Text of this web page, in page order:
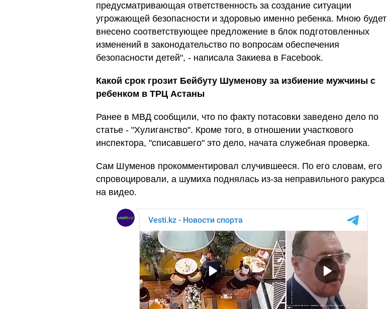
предусматривающая ответственность за создание ситуации
угрожающей безопасности и здоровью именно ребенка. Мною будет
внесено соответствующее предложение в блок подготовленных
изменений в законодательство по вопросам обеспечения
безопасности детей", - написала Закиева в Facebook.
Какой срок грозит Бейбуту Шуменову за избиение мужчины с
ребенком в ТРЦ Астаны
Ранее в МВД сообщили, что по факту потасовки заведено дело по
статье - "Хулиганство". Кроме того, в отношении участкового
инспектора, "списавшего" это дело, начата служебная проверка.
Сам Шуменов прокомментировал случившееся. По его словам, его
спровоцировали, а шумиха поднялась из-за неправильного ракурса
на видео.